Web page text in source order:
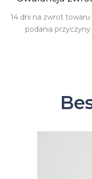
14 dni na zwrot towaru
podania przyczyny